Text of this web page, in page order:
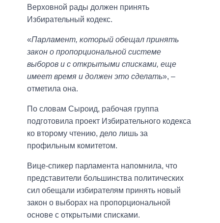
Верховной рады должен принять
Избирательный кодекс.
«Парламент, который обещал принять
закон о пропорциональной системе
выборов и с открытыми списками, еще
имеет время и должен это сделать», –
отметила она.
По словам Сыроид, рабочая группа
подготовила проект Избирательного кодекса
ко второму чтению, дело лишь за
профильным комитетом.
Вице-спикер парламента напомнила, что
представители большинства политических
сил обещали избирателям принять новый
закон о выборах на пропорциональной
основе с открытыми списками.